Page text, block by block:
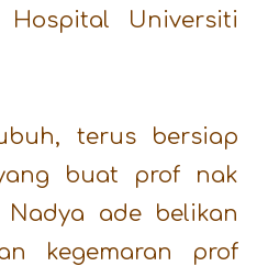
Universiti
terus bersiap
buat prof nak
ade belikan
kegemaran prof